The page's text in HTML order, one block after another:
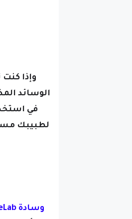
وإذا
الوسائد
في
لطبيبك
وسادة SnoreLab: